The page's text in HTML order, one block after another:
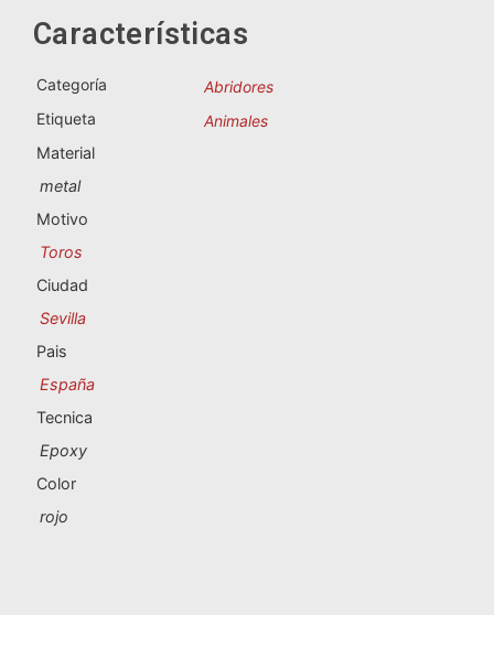
Souvenirs por ciudad
A Coruña
Alicante
Ávila
Características
Categoría
Abridores
Etiqueta
Animales
Material
metal
Motivo
Toros
Ciudad
Sevilla
Pais
España
Tecnica
Epoxy
Color
rojo